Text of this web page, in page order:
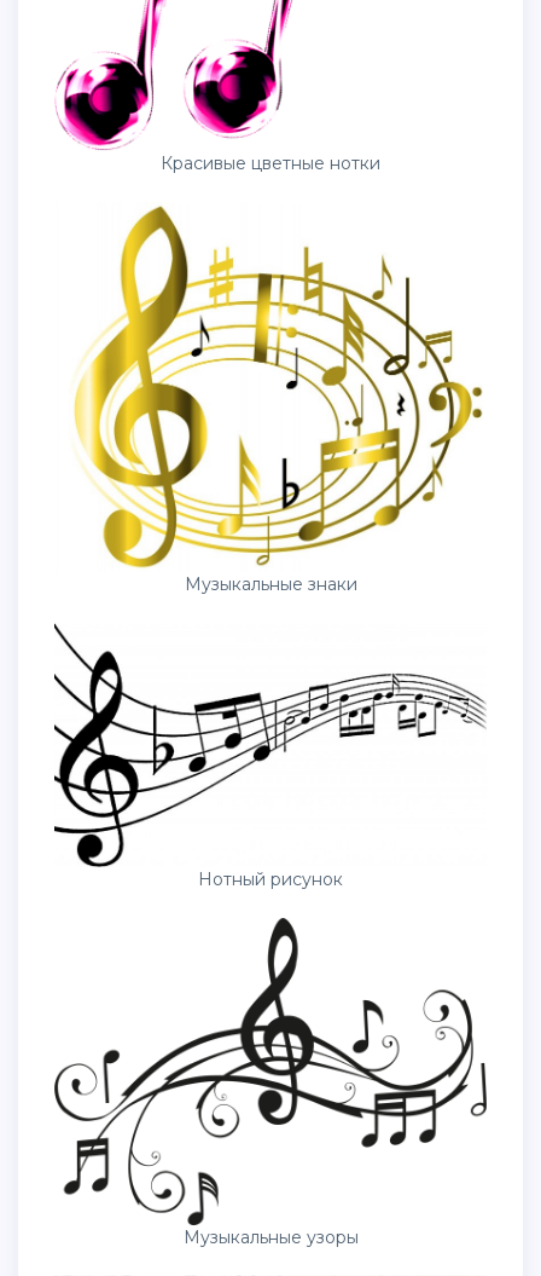
Красивые цветные нотки
Музыкальные знаки
Нотный рисунок
Музыкальные узоры